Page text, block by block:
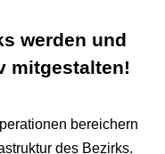
werden und
mitgestalten!
bereichern
des Bezirks.